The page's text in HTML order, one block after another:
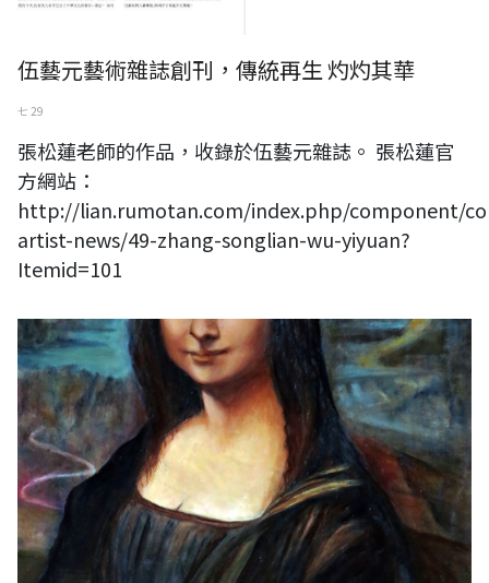
伍藝元藝術雜誌創刊，傳統再生 灼灼其華
七 29
張松蓮老師的作品，收錄於伍藝元雜誌。 張松蓮官
方網站：
http://lian.rumotan.com/index.php/component/
artist-news/49-zhang-songlian-wu-yiyuan?
Itemid=101